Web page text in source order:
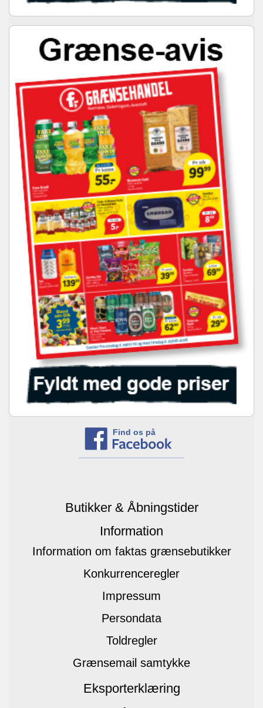
Find os på
Butikker & Åbningstider
Information
Information om faktas grænsebutikker
Konkurrenceregler
Impressum
Persondata
Toldregler
Grænsemail samtykke
Eksporterklæring